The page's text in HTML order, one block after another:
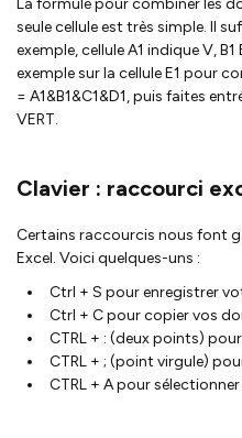
seule cellule est très simple. Il
exemple, cellule A1 indique V, B1
exemple sur la cellule E1 pour
= A1&B1&C1&D1, puis faites
VERT.
Clavier : raccourci
Certains raccourcis nous font
Excel. Voici quelques-uns :
Ctrl + S pour enregistrer
Ctrl + C pour copier vos
CTRL + : (deux points) pour
CTRL + ; (point virgule)
CTRL + A pour